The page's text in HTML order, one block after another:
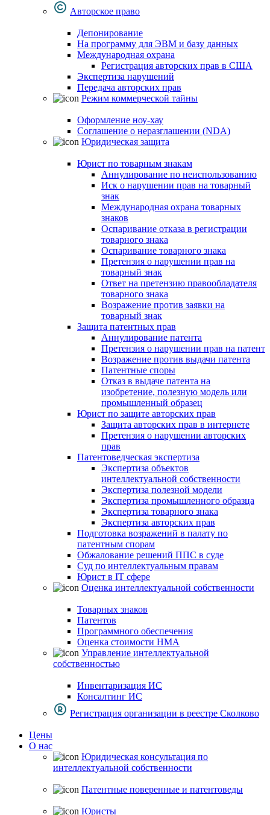
Авторское право
Депонирование
На программу для ЭВМ и базу данных
Международная охрана
Регистрация авторских прав в США
Экспертиза нарушений
Передача авторских прав
Режим коммерческой тайны
Оформление ноу-хау
Соглашение о неразглашении (NDA)
Юридическая защита
Юрист по товарным знакам
Аннулирование по неиспользованию
Иск о нарушении прав на товарный
знак
Международная охрана товарных
знаков
Оспаривание отказа в регистрации
товарного знака
Оспаривание товарного знака
Претензия о нарушении прав на
товарный знак
Ответ на претензию правообладателя
товарного знака
Возражение против заявки на
товарный знак
Защита патентных прав
Аннулирование патента
Претензия о нарушении прав на патент
Возражение против выдачи патента
Патентные споры
Отказ в выдаче патента на
изобретение, полезную модель или
промышленный образец
Юрист по защите авторских прав
Защита авторских прав в интернете
Претензия о нарушении авторских
прав
Патентоведческая экспертиза
Экспертиза объектов
интеллектуальной собственности
Экспертиза полезной модели
Экспертиза промышленного образца
Экспертиза товарного знака
Экспертиза авторских прав
Подготовка возражений в палату по
патентным спорам
Обжалование решений ППС в суде
Суд по интеллектуальным правам
Юрист в IT сфере
Оценка интеллектуальной собственности
Товарных знаков
Патентов
Программного обеспечения
Оценка стоимости НМА
Управление интеллектуальной
собственностью
Инвентаризация ИС
Консалтинг ИС
Регистрация организации в реестре Сколково
Цены
О нас
Юридическая консультация по
интеллектуальной собственности
Патентные поверенные и патентоведы
Юристы